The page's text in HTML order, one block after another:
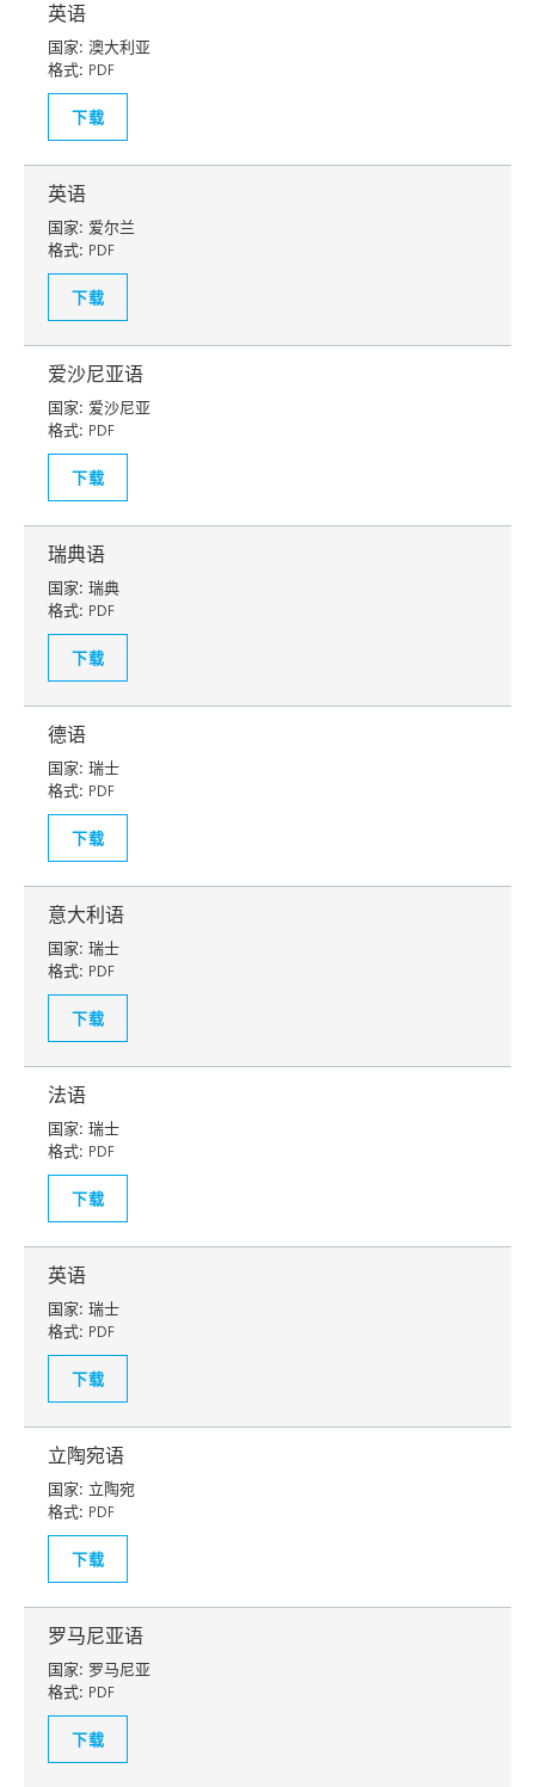
英语
国家: 澳大利亚
格式: PDF
下载
英语
国家: 爱尔兰
格式: PDF
下载
爱沙尼亚语
国家: 爱沙尼亚
格式: PDF
下载
瑞典语
国家: 瑞典
格式: PDF
下载
德语
国家: 瑞士
格式: PDF
下载
意大利语
国家: 瑞士
格式: PDF
下载
法语
国家: 瑞士
格式: PDF
下载
英语
国家: 瑞士
格式: PDF
下载
立陶宛语
国家: 立陶宛
格式: PDF
下载
罗马尼亚语
国家: 罗马尼亚
格式: PDF
下载